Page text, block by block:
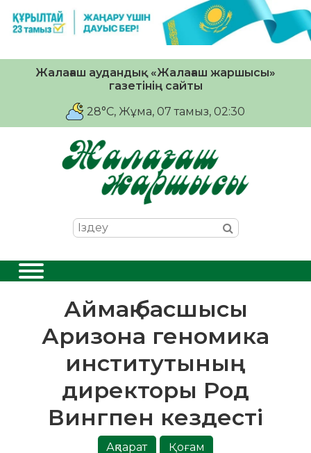
Жалағаш аудандық «Жалағаш жаршысы»
газетінің сайты
28°C, Жұма, 07 тамыз, 02:30
Аймақ басшысы
Аризона геномика
институтының
директоры Род
Вингпен кездесті
Ақпарат
Қоғам